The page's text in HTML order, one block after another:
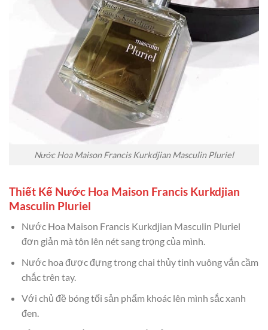
Nước Hoa Maison Francis Kurkdjian Masculin Pluriel
Thiết Kế Nước Hoa Maison Francis Kurkdjian
Masculin Pluriel
Nước Hoa Maison Francis Kurkdjian Masculin Pluriel
đơn giản mà tôn lên nét sang trọng của mình.
Nước hoa được đựng trong chai thủy tinh vuông vắn cầm
chắc trên tay.
Với chủ đề bóng tối sản phẩm khoác lên mình sắc xanh
đen.